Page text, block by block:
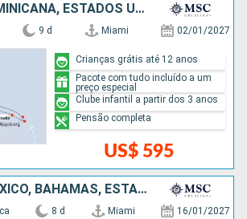
REPUBLICA DOMINICANA, ESTADOS UNIDOS
9 d Miami 02/01/2027
US$ 595
Crianças grátis até 12 anos
Pacote com tudo incluído a um
preço especial
Clube infantil a partir dos 3 anos
Pensão completa
HONDURAS, MÉXICO, BAHAMAS, ESTADOS UNIDOS
8 d Miami 16/01/2027